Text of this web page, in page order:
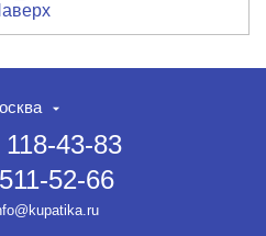
43-83
52-66